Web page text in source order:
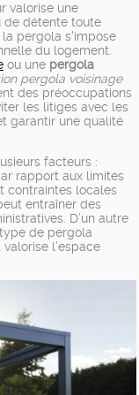
valorise une
de détente toute
la pergola s'impose
du logement.
ou une pergola
pergola voisinage
des préoccupations
les litiges avec les
garantir une qualité
facteurs :
rapport aux limites
contraintes locales
entraîner des
D’un autre
de pergola
l’espace